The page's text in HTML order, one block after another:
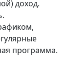
доход.
программа.